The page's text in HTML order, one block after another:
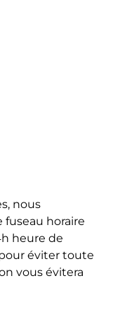
nous
fuseau horaire
heure de
pour éviter toute
vous évitera